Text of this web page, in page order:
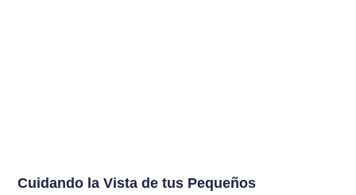
Cuidando la Vista de tus Pequeños